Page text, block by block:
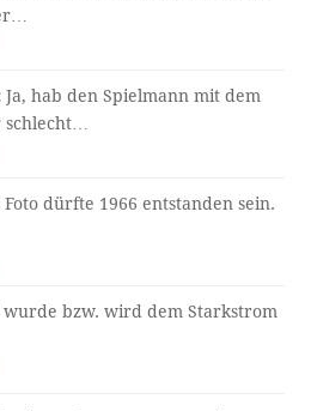
Ja, hab den Spielmann mit dem
schlecht…
Foto dürfte 1966 entstanden sein.
bzw. wird dem Starkstrom